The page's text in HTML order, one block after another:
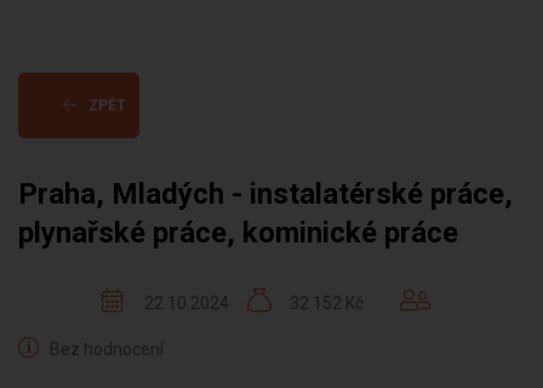
ZPĚT
Praha, Mladých - instalatérské práce,
plynařské práce, kominické práce
22.10.2024 32 152 Kč
Bez hodnocení